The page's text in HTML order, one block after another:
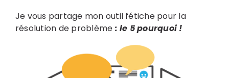
Je vous partage mon outil fétiche pour la
résolution de problème : le 5 pourquoi !